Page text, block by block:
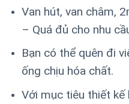
Van hút, van châm,
– Quá đủ cho nhu
Bạn có thể quên đi
ống chịu hóa chất.
Với mục tiêu thiết